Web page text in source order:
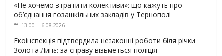
«Не хочемо втратити колективи»: що кажуть про
об’єднання позашкільних закладів у Тернополі
13:00 | 6.08.2026
Екоінспекція підтвердила незаконні роботи біля річки
Золота Липа: за справу візьметься поліція